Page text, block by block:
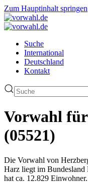
Zum Hauptinhalt springen
Suche
International
Deutschland
Kontakt
Vorwahl
(05521)
Die Vorwahl von
Harz liegt im Bundesland
hat ca. 12.829 Einwohner.